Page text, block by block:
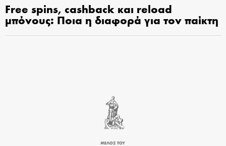
Free spins, cashback και reload
μπόνους: Ποια η διαφορά για τον παίκτη